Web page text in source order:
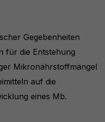
Gegebenheiten
für die Entstehung
Mikronährstoffmängel
auf die
eines Mb.